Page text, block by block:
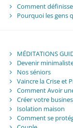
Comment
Pourquoi les gens
MÉDITATIONS
Devenir
Nos séniors
Vaincre la Crise et
Comment Avoir
Créer votre
Isolation maison
Comment se